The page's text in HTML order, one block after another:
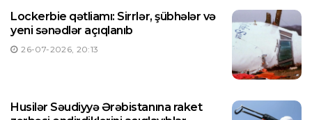
Lockerbie qətliamı: Sirrlər, şübhələr və
yeni sənədlər açıqlanıb
26-07-2026, 20:13
Husilər Səudiyyə Ərəbistanına raket